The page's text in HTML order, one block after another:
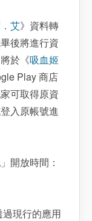
艾》資料轉
後將進行資
於《吸血姬
Play 商店
可取得原資
入原帳號進
開放時間：
現行的應用